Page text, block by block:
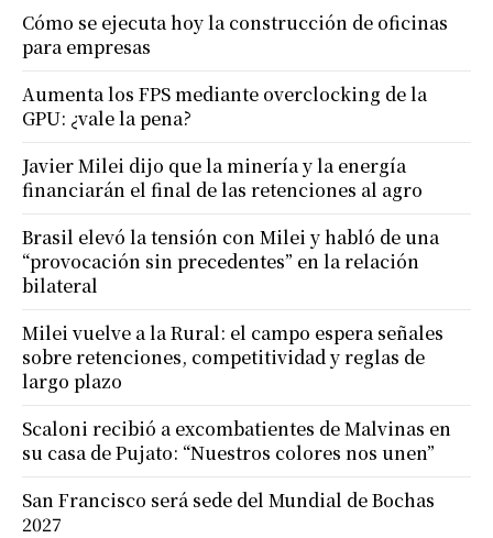
Cómo se ejecuta hoy la construcción de oficinas
para empresas
Aumenta los FPS mediante overclocking de la
GPU: ¿vale la pena?
Javier Milei dijo que la minería y la energía
financiarán el final de las retenciones al agro
Brasil elevó la tensión con Milei y habló de una
“provocación sin precedentes” en la relación
bilateral
Milei vuelve a la Rural: el campo espera señales
sobre retenciones, competitividad y reglas de
largo plazo
Scaloni recibió a excombatientes de Malvinas en
su casa de Pujato: “Nuestros colores nos unen”
San Francisco será sede del Mundial de Bochas
2027